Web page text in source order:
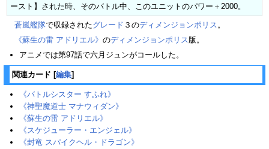
ースト】された時、そのバトル中、このユニットのパワー＋2000。
蒼嵐艦隊で収録されたグレード ３のディメンジョンポリス。
《蘇生の雷 アドリエル》 のディメンジョンポリス版。
アニメでは第97話で六月ジュンがコールした。
関連カード [編集]
《バトルシスター すふれ》
《神聖魔道士 マナウィダン》
《蘇生の雷 アドリエル》
《スケジューラー・エンジェル》
《封竜 スパイクヘル・ドラゴン》